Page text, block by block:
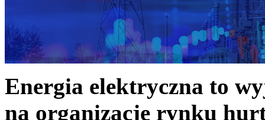
Energia elektryczna to
na organizację rynku